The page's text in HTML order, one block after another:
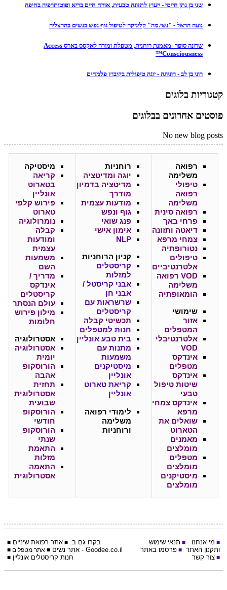
שני בן נתן חיימי - ייעוץ לתזונה טבעית, אורח חיים בריא ופוטותרפיה בחיפה
נועה הראל - "נשי.מה" קליניקה לטיפול גוף נפש בנשים בהרצליה
שרונה סופר -מאמנת רוחנית, מטפלת ומורה לאקסס בארס Access
Consciousness™
רוני בן לב - רוניוגה - יוגה טיפולית בקיבוץ פלמחים
קטגוריות בלוגים
פוסטים אחרונים בבלוגים
No new blog posts
רפואה
משלימה
טיפולי
רפואה
משלימה
רפואה סינית
פרחי באך
דיאטה ותזונה
צמחי מרפא
נטורופתיה
טיפולים
אלטרנטיביים
VOD רפואה
משלימה
הומאופתיה
שימושי
אזור
המטפלים
אלטרנטיבלי
VOD
אינדקס
מטפלים
אינדקס
שיטות טיפול
טבעי
אינדקס צמחי
מרפא
שואלים את
הטארוט
מאמנים
מומלצים
מטפלים
מומלצים
מיסטיקנים
מומלצים
רוחניות
יוגה ומדיטציה
מדיטציה בדמיון
מודרך
מודעות עצמית
גוף ונפש
פנג שואי
אימון אישי
NLP
קניון הרוחניות
קריסטלים
למזלות
אבני קריסטל /
אבני חן
שרשראות עם
קריסטלים
תכשיטי קבלה
חנות למטפלים
בית טבע אונליין
מתנות עם
משמעות
מיסטיקנים
אונליין
קריאת טארוט
אונליין
לימודי רפואה
משלימה
ורוחניות
מיסטיקה
קריאה
בטארוט
אונליין
פירוש קלפי
טארוט
נומרולוגיה
קבלה
ומודעות
עצמית
משמעות
השם
מדריך /
אינדקס
קריסטלים
עולם הנסתר
מילון פירוש
חלומות
אסטרולוגיה
אסטרולוגיה
יומית
הורוסקופ
אהבה
תחזית
אסטרולוגית
שבועית
הורוסקופ
חודשי
הורוסקופ
שנתי
התאמת
מזלות
התאמה
אסטרולוגית
■ מי אנחנו ■ תנאי שימוש
ותקנון האתר ■ פרסמו באתר
■ צור קשר
בקרו גם ב: ■ אתר רפואת שיניים ■
Goodee.co.il - אתר נשים ■ אתר מטפלים ■
חנות קריסטלים אונליין ■